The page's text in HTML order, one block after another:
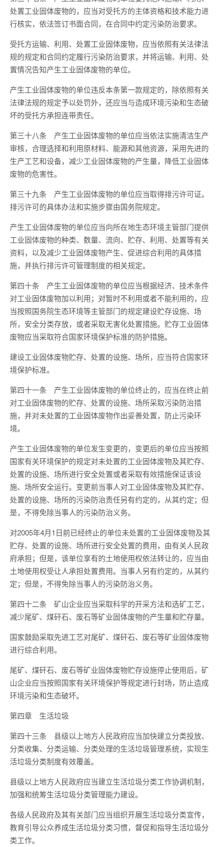
处置工业固体废物的，应当对受托方的主体资格和技术能力进
行核实，依法签订书面合同，在合同中约定污染防治要求。
受托方运输、利用、处置工业固体废物，应当依照有关法律法
规的规定和合同约定履行污染防治要求，并将运输、利用、处
置情况告知产生工业固体废物的单位。
产生工业固体废物的单位违反本条第一款规定的，除依照有关
法律法规的规定予以处罚外，还应当与造成环境污染和生态破
坏的受托方承担连带责任。
第三十八条 产生工业固体废物的单位应当依法实施清洁生产
审核，合理选择和利用原材料、能源和其他资源，采用先进的
生产工艺和设备，减少工业固体废物的产生量，降低工业固体
废物的危害性。
第三十九条 产生工业固体废物的单位应当取得排污许可证。
排污许可的具体办法和实施步骤由国务院规定。
产生工业固体废物的单位应当向所在地生态环境主管部门提供
工业固体废物的种类、数量、流向、贮存、利用、处置等有关
资料，以及减少工业固体废物产生、促进综合利用的具体措
施，并执行排污许可管理制度的相关规定。
第四十条 产生工业固体废物的单位应当根据经济、技术条件
对工业固体废物加以利用；对暂时不利用或者不能利用的，应
当按照国务院生态环境等主管部门的规定建设贮存设施、场
所，安全分类存放，或者采取无害化处置措施。贮存工业固体
废物应当采取符合国家环境保护标准的防护措施。
建设工业固体废物贮存、处置的设施、场所，应当符合国家环
境保护标准。
第四十一条 产生工业固体废物的单位终止的，应当在终止前
对工业固体废物的贮存、处置的设施、场所采取污染防治措
施，并对未处置的工业固体废物作出妥善处置，防止污染环
境。
产生工业固体废物的单位发生变更的，变更后的单位应当按照
国家有关环境保护的规定对未处置的工业固体废物及其贮存、
处置的设施、场所进行安全处置或者采取有效措施保证该设
施、场所安全运行。变更前当事人对工业固体废物及其贮存、
处置的设施、场所的污染防治责任另有约定的，从其约定；但
是，不得免除当事人的污染防治义务。
对2005年4月1日前已经终止的单位未处置的工业固体废物及其
贮存、处置的设施、场所进行安全处置的费用，由有关人民政
府承担；但是，该单位享有的土地使用权依法转让的，应当由
土地使用权受让人承担处置费用。当事人另有约定的，从其约
定；但是，不得免除当事人的污染防治义务。
第四十二条 矿山企业应当采取科学的开采方法和选矿工艺，
减少尾矿、煤矸石、废石等矿业固体废物的产生量和贮存量。
国家鼓励采取先进工艺对尾矿、煤矸石、废石等矿业固体废物
进行综合利用。
尾矿、煤矸石、废石等矿业固体废物贮存设施停止使用后，矿
山企业应当按照国家有关环境保护等规定进行封场，防止造成
环境污染和生态破坏。
第四章 生活垃圾
第四十三条 县级以上地方人民政府应当加快建立分类投放、
分类收集、分类运输、分类处理的生活垃圾管理系统，实现生
活垃圾分类制度有效覆盖。
县级以上地方人民政府应当建立生活垃圾分类工作协调机制，
加强和统筹生活垃圾分类管理能力建设。
各级人民政府及其有关部门应当组织开展生活垃圾分类宣传，
教育引导公众养成生活垃圾分类习惯，督促和指导生活垃圾分
类工作。